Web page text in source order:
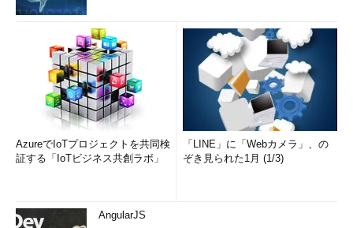
AzureでIoTプロジェクトを共同検
証する「IoTビジネス共創ラボ」
「LINE」に「Webカメラ」、の
ぞき見られた1月 (1/3)
AngularJS